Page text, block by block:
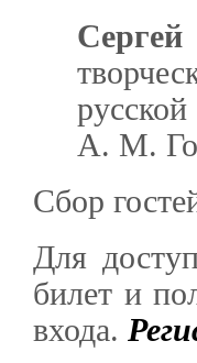
А. М.
Сбор
Для
билет и
входа.